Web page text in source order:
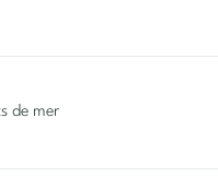
de mer